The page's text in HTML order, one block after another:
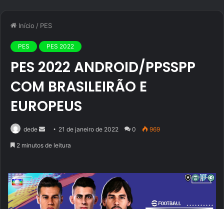
Início / PES
PES PES 2022
PES 2022 ANDROID/PPSSPP
COM BRASILEIRÃO E
EUROPEUS
dede
Mande21 de janeiro de 2022 0 969
2 minutos de leitura